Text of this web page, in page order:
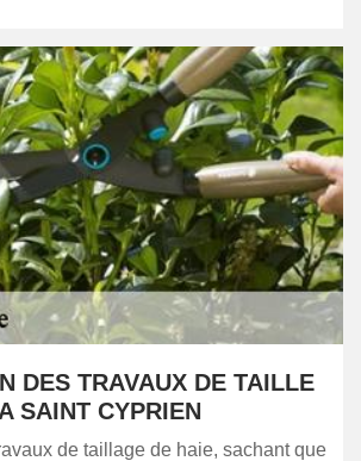
DES TRAVAUX DE TAILLE
SAINT CYPRIEN
de taillage de haie, sachant que